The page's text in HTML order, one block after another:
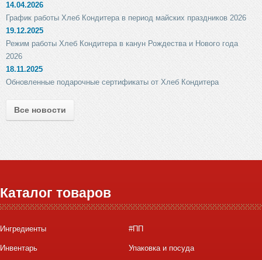
14.04.2026
График работы Хлеб Кондитера в период майских праздников 2026
19.12.2025
Режим работы Хлеб Кондитера в канун Рождества и Нового года
2026
18.11.2025
Обновленные подарочные сертификаты от Хлеб Кондитера
Все новости
Каталог товаров
Ингредиенты #ПП
Инвентарь Упаковка и посуда